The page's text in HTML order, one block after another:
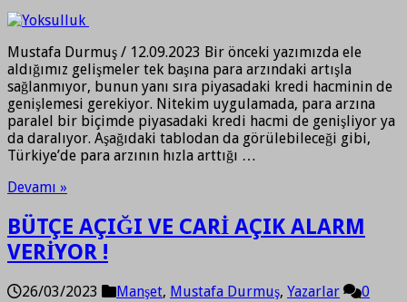
Mustafa Durmuş / 12.09.2023 Bir önceki yazımızda ele
aldığımız gelişmeler tek başına para arzındaki artışla
sağlanmıyor, bunun yanı sıra piyasadaki kredi hacminin de
genişlemesi gerekiyor. Nitekim uygulamada, para arzına
paralel bir biçimde piyasadaki kredi hacmi de genişliyor ya
da daralıyor. Aşağıdaki tablodan da görülebileceği gibi,
Türkiye’de para arzının hızla arttığı …
Devamı »
BÜTÇE AÇIĞI VE CARİ AÇIK ALARM
VERİYOR !
26/03/2023 Manşet, Mustafa Durmuş, Yazarlar 0